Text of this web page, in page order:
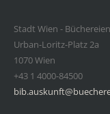
Stadt Wien - Büchereien
Urban-Loritz-Platz 2a
1070 Wien
+43 1 4000-84500